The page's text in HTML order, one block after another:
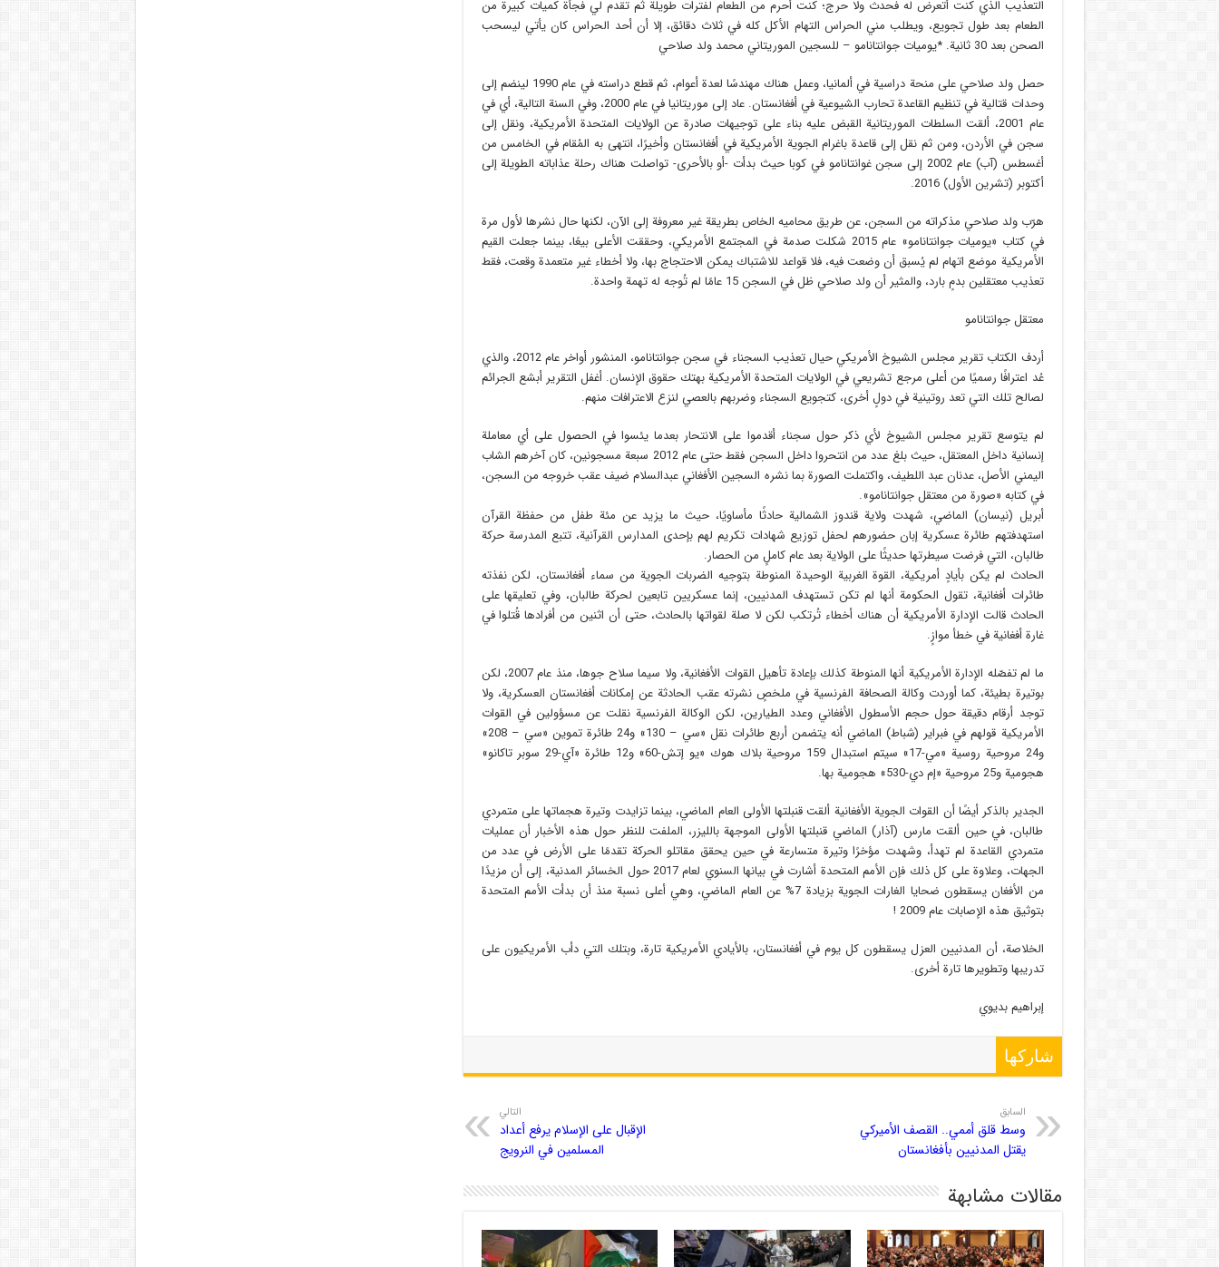
التعذيب الذي كنت أتعرض له فحدث ولا حرج؛ كنت أُحرم من الطعام لفترات طويلة ثم تقدم لي فجأة كميات كبيرة من
الطعام بعد طول تجويع، ويطلب مني الحراس التهام الأكل كله في ثلاث دقائق، إلا أن أحد الحراس كان يأتي ليسحب
الصحن بعد 30 ثانية. *يوميات جوانتانامو – للسجين الموريتاني محمد ولد صلاحي
حصل ولد صلاحي على منحة دراسية في ألمانيا، وعمل هناك مهندسًا لعدة أعوام، ثم قطع دراسته في عام 1990 لينضم إلى
وحدات قتالية في تنظيم القاعدة تحارب الشيوعية في أفغانستان. عاد إلى موريتانيا في عام 2000، وفي السنة التالية، أي في
عام 2001، ألقت السلطات الموريتانية القبض عليه بناء على توجيهات صادرة عن الولايات المتحدة الأمريكية، ونقل إلى
سجن في الأردن، ومن ثم نقل إلى قاعدة باغرام الجوية الأمريكية في أفغانستان وأخيرًا، انتهى به المُقام في الخامس من
أغسطس (آب) عام 2002 إلى سجن غوانتانامو في كوبا حيث بدأت -أو بالأحرى- تواصلت هناك رحلة عذاباته الطويلة إلى
أكتوبر (تشرين الأول) 2016.
هرّب ولد صلاحي مذكراته من السجن، عن طريق محاميه الخاص بطريقة غير معروفة إلى الآن، لكنها حال نشرها لأول مرة
في كتاب «يوميات جوانتانامو» عام 2015 شكلت صدمة في المجتمع الأمريكي، وحققت الأعلى بيعًا، بينما جعلت القيم
الأمريكية موضع اتهام لم يُسبق أن وضعت فيه، فلا قواعد للاشتباك يمكن الاحتجاج بها، ولا أخطاء غير متعمدة وقعت، فقط
تعذيب معتقلين بدمٍ بارد، والمثير أن ولد صلاحي ظل في السجن 15 عامًا لم تُوجه له تهمة واحدة.
معتقل جوانتانامو
أردف الكتاب تقرير مجلس الشيوخ الأمريكي حيال تعذيب السجناء في سجن جوانتانامو، المنشور أواخر عام 2012، والذي
عُد اعترافًا رسميًا من أعلى مرجع تشريعي في الولايات المتحدة الأمريكية بهتك حقوق الإنسان. أغفل التقرير أبشع الجرائم
لصالح تلك التي تعد روتينية في دولٍ أخرى، كتجويع السجناء وضربهم بالعصي لنزع الاعترافات منهم.
لم يتوسع تقرير مجلس الشيوخ لأي ذكر حول سجناء أقدموا على الانتحار بعدما يئسوا في الحصول على أي معاملة
إنسانية داخل المعتقل، حيث بلغ عدد من انتحروا داخل السجن فقط حتى عام 2012 سبعة مسجونين، كان آخرهم الشاب
اليمني الأصل، عدنان عبد اللطيف، واكتملت الصورة بما نشره السجين الأفغاني عبدالسلام ضيف عقب خروجه من السجن،
في كتابه «صورة من معتقل جوانتانامو».
أبريل (نيسان) الماضي، شهدت ولاية قندوز الشمالية حادثًا مأساويًا، حيث ما يزيد عن مئة طفل من حفظة القرآن
استهدفتهم طائرة عسكرية إبان حضورهم لحفل توزيع شهادات تكريم لهم بإحدى المدارس القرآنية، تتبع المدرسة حركة
طالبان، التي فرضت سيطرتها حديثًا على الولاية بعد عام كاملٍ من الحصار.
الحادث لم يكن بأيادٍ أمريكية، القوة الغربية الوحيدة المنوطة بتوجيه الضربات الجوية من سماء أفغانستان، لكن نفذته
طائرات أفغانية، تقول الحكومة أنها لم تكن تستهدف المدنيين، إنما عسكريين تابعين لحركة طالبان، وفي تعليقها على
الحادث قالت الإدارة الأمريكية أن هناك أخطاء تُرتكب لكن لا صلة لقواتها بالحادث، حتى أن اثنين من أفرادها قُتلوا في
غارة أفغانية في خطأ موازٍ.
ما لم تفصّله الإدارة الأمريكية أنها المنوطة كذلك بإعادة تأهيل القوات الأفغانية، ولا سيما سلاح جوها، منذ عام 2007، لكن
بوتيرة بطيئة، كما أوردت وكالة الصحافة الفرنسية في ملخصٍ نشرته عقب الحادثة عن إمكانات أفغانستان العسكرية، ولا
توجد أرقام دقيقة حول حجم الأسطول الأفغاني وعدد الطيارين، لكن الوكالة الفرنسية نقلت عن مسؤولين في القوات
الأمريكية قولهم في فبراير (شباط) الماضي أنه يتضمن أربع طائرات نقل «سي – 130» و24 طائرة تموين «سي – 208»
و24 مروحية روسية «مي-17» سيتم استبدال 159 مروحية بلاك هوك «يو إتش-60» و12 طائرة «آي-29 سوبر تاكانو»
هجومية و25 مروحية «إم دي-530» هجومية بها.
الجدير بالذكر أيضًا أن القوات الجوية الأفغانية ألقت قنبلتها الأولى العام الماضي، بينما تزايدت وتيرة هجماتها على متمردي
طالبان، في حين ألقت مارس (آذار) الماضي قنبلتها الأولى الموجهة بالليزر، الملفت للنظر حول هذه الأخبار أن عمليات
متمردي القاعدة لم تهدأ، وشهدت مؤخرًا وتيرة متسارعة في حين يحقق مقاتلو الحركة تقدمًا على الأرض في عدد من
الجهات، وعلاوة على كل ذلك فإن الأمم المتحدة أشارت في بيانها السنوي لعام 2017 حول الخسائر المدنية، إلى أن مزيدًا
من الأفغان يسقطون ضحايا الغارات الجوية بزيادة 7% عن العام الماضي، وهي أعلى نسبة منذ أن بدأت الأمم المتحدة
بتوثيق هذه الإصابات عام 2009 !
الخلاصة، أن المدنيين العزل يسقطون كل يوم في أفغانستان، بالأيادي الأمريكية تارة، وبتلك التي دأب الأمريكيون على
تدريبها وتطويرها تارة أخرى.
إبراهيم بديوي
شاركها
السابق
وسط قلق أممي.. القصف الأميركي
يقتل المدنيين بأفغانستان
التالي
الإقبال على الإسلام يرفع أعداد
المسلمين في النرويج
مقالات مشابهة